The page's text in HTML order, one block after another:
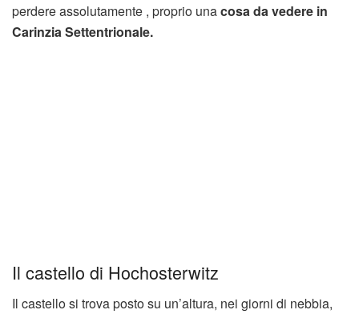
perdere assolutamente , proprio unacosa da vedere in
Carinzia Settentrionale.
Il castello di Hochosterwitz
Il castello si trova posto su un’altura, nei giorni di nebbia,